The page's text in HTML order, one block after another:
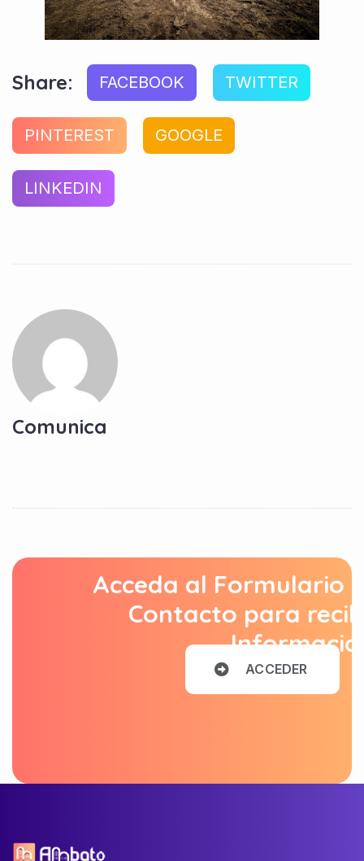
Share: FACEBOOK TWITTER
PINTEREST GOOGLE
LINKEDIN
Comunica
Acceda al Formulario
Contacto para
ACCEDER